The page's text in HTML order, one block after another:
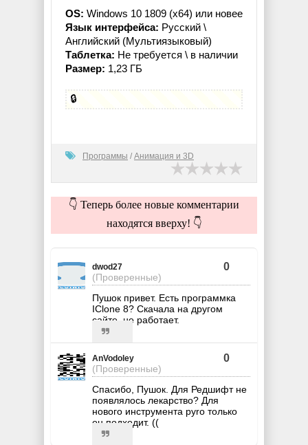
OS: Windows 10 1809 (x64) или новее
Язык интерфейса: Русский \
Английский (Мультиязыковый)
Таблетка: Не требуется \ в наличии
Размер: 1,23 ГБ
🔒
Программы / Анимация и 3D
👇 Теперь более новые комментарии
находятся вверху! 👇
dwod27
(Проверенные)
0
Пушок привет. Есть программка
IClone 8? Скачала на другом
сайте, не работает.
AnVodoley
(Проверенные)
0
Спасибо, Пушок. Для Редшифт не
появлялось лекарство? Для
нового инструмента pyro только
он подходит. ((